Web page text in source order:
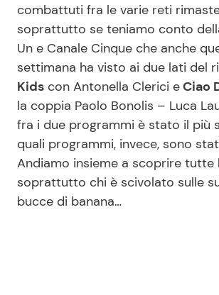
Festività Ricette
Seguici
Info
Chi siamo
combattuti fra le varie reti
soprattutto se teniamo conto
Un e Canale Cinque che anche
settimana ha visto ai due lati del
Kids con Antonella Clerici eCiao
la coppia Paolo Bonolis – Luca
fra i due programmi è stato il più
quali programmi, invece, sono
Andiamo insieme a scoprire tutte
soprattutto chi è scivolato sulle
bucce di banana…